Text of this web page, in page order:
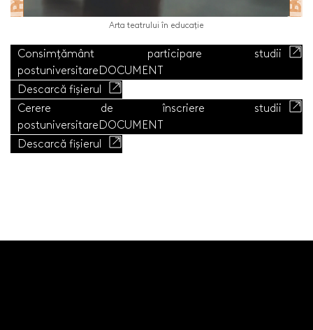
Arta teatrului în educație
Consimțământ participare studii
postuniversitareDOCUMENT
Descarcă fișierul
Cerere de înscriere studii
postuniversitareDOCUMENT
Descarcă fișierul